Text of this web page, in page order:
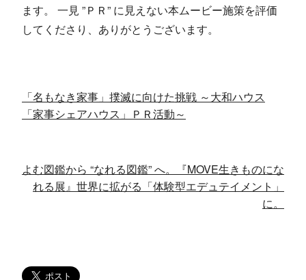
ます。 一見 ”ＰＲ” に見えない本ムービー施策を評価
してくださり、ありがとうございます。
「名もなき家事」撲滅に向けた挑戦 ～大和ハウス
「家事シェアハウス」ＰＲ活動～
よむ図鑑から “なれる図鑑” へ。『MOVE生きものにな
れる展』世界に拡がる「体験型エデュテイメント」
に。